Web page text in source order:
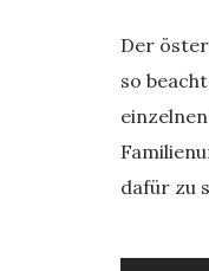
Der
so
dafür zu